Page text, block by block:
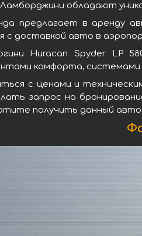
обладают
предлагает в аренду
с доставкой авто в
Huracan Spyder LP
комфорта,
с ценами и
запрос на
получить данный